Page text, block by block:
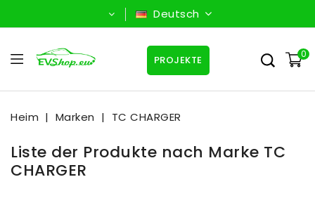
Deutsch
0
PROJEKTE
Heim Marken TC CHARGER
Liste der Produkte nach Marke TC
CHARGER